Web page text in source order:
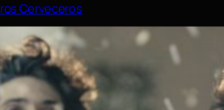
Cerveceros